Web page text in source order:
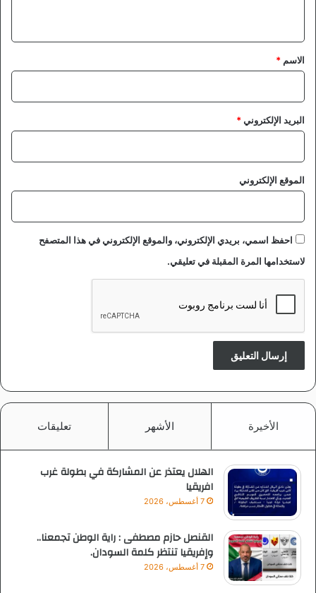
*
الاسم *
البريد الإلكتروني*
الموقع الإلكتروني
احفظ اسمي، بريدي الإلكتروني، والموقع الإلكتروني في هذا المتصفح
لاستخدامها المرة المقبلة في تعليقي.
الأخيرة الأشهر تعليقات
الهلال يعتذر عن المشاركة في بطولة غرب
افريقيا
7 أغسطس، 2026
القنصل حازم مصطفى : راية الوطن تجمعنا..
وإفريقيا تنتظر كلمة السودان.
7 أغسطس، 2026